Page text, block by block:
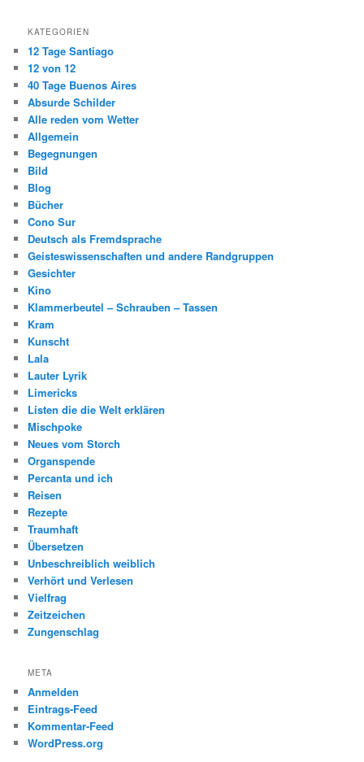
KATEGORIEN
12 Tage Santiago
12 von 12
40 Tage Buenos Aires
Absurde Schilder
Alle reden vom Wetter
Allgemein
Begegnungen
Bild
Blog
Bücher
Cono Sur
Deutsch als Fremdsprache
Geisteswissenschaften und andere Randgruppen
Gesichter
Kino
Klammerbeutel – Schrauben – Tassen
Kram
Kunscht
Lala
Lauter Lyrik
Limericks
Listen die die Welt erklären
Mischpoke
Neues vom Storch
Organspende
Percanta und ich
Reisen
Rezepte
Traumhaft
Übersetzen
Unbeschreiblich weiblich
Verhört und Verlesen
Vielfrag
Zeitzeichen
Zungenschlag
META
Anmelden
Eintrags-Feed
Kommentar-Feed
WordPress.org